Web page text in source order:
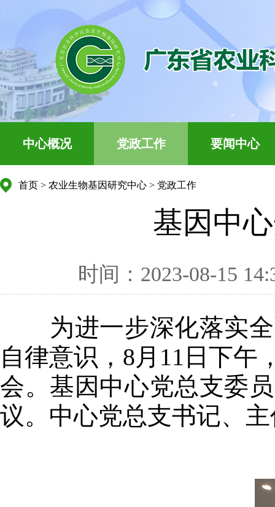
中心概况 党政工作 要闻中心
首页 > 农业生物基因研究中心 > 党政工作
基因中
时间：2023-08-15
为进一步深化落实全
自律意识，8月11日下午
会。基因中心党总支委
议。中心党总支书记、